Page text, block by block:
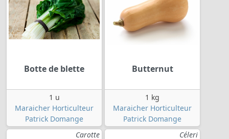
Botte de blette
1 u
Maraicher Horticulteur
Patrick Domange
Butternut
1 kg
Maraicher Horticulteur
Patrick Domange
Carotte
Céleri